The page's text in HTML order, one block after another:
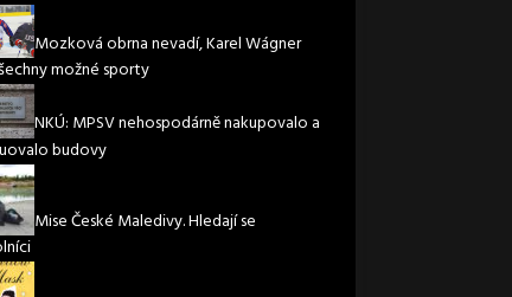
Mozková obrna nevadí, Karel Wágner
možné sporty
NKÚ: MPSV nehospodárně nakupovalo a
budovy
Mise České Maledivy. Hledají se